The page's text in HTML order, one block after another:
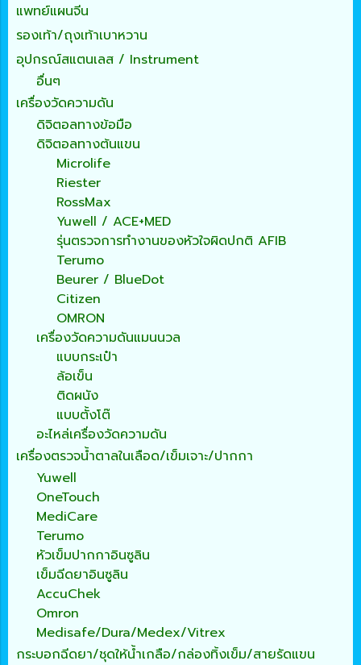
แพทย์แผนจีน
รองเท้า/ถุงเท้าเบาหวาน
อุปกรณ์สแตนเลส / Instrument
อื่นๆ
เครื่องวัดความดัน
ดิจิตอลทางข้อมือ
ดิจิตอลทางต้นแขน
Microlife
Riester
RossMax
Yuwell / ACE+MED
รุ่นตรวจการทำงานของหัวใจผิดปกติ AFIB
Terumo
Beurer / BlueDot
Citizen
OMRON
เครื่องวัดความดันแมนนวล
แบบกระเป๋า
ล้อเข็น
ติดผนัง
แบบตั้งโต๊
อะไหล่เครื่องวัดความดัน
เครื่องตรวจน้ำตาลในเลือด/เข็มเจาะ/ปากกา
Yuwell
OneTouch
MediCare
Terumo
หัวเข็มปากกาอินซูลิน
เข็มฉีดยาอินซูลิน
AccuChek
Omron
Medisafe/Dura/Medex/Vitrex
กระบอกฉีดยา/ชุดให้น้ำเกลือ/กล่องทิ้งเข็ม/สายรัดแขน